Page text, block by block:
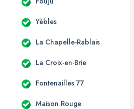
Yèbles
La Chapelle-Rablais
La Croix-en-Brie
Fontenailles 77
Maison Rouge